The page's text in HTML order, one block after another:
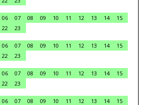
06 07 08 09 10 11 12 13 14
15
22
23
06 07 08 09 10 11 12 13 14
15
22
23
06 07 08 09 10 11 12 13 14
15
22
23
06 07 08 09 10 11 12 13 14
15